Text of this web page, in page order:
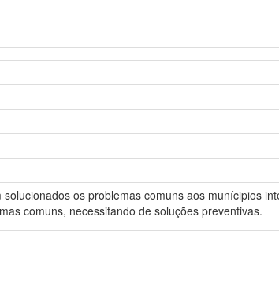
os problemas comuns aos munícipios
comuns, necessitando de soluções preventivas.